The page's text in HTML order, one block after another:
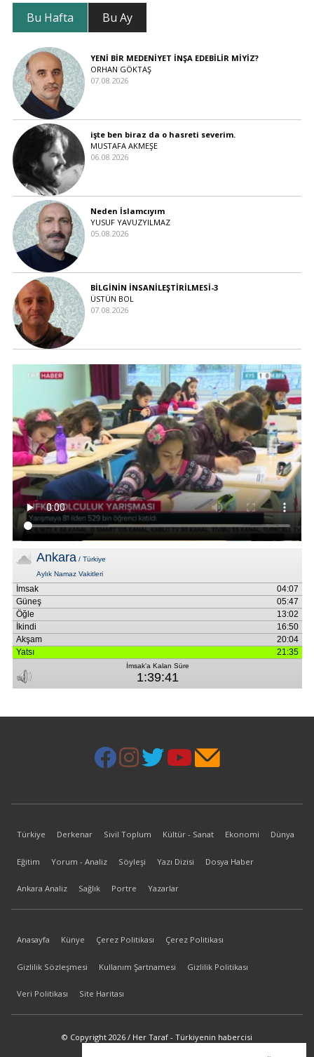
Bu Hafta Bu Ay
YENİ BİR MEDENİYET İNŞA EDEBİLİR MİYİZ?
ORHAN GÖKTAŞ
07.08.2026
işte ben biraz da o hasreti severim.
MUSTAFA AKMEŞE
06.08.2026
Neden İslamcıyım
YUSUF YAVUZYILMAZ
05.08.2026
BİLGİNİN İNSANİLEŞTİRİLMESİ-3
ÜSTÜN BOL
07.08.2026
Türkiye Derkenar Sivil Toplum Kültür - Sanat Ekonomi Dünya
Eğitim Yorum - Analiz Söyleşi Yazı Dizisi Dosya Haber
Ankara Analiz Sağlık Portre Yazarlar
Anasayfa Künye Çerez Politikası Çerez Politikası
Gizlilik Sözleşmesi Kullanım Şartnamesi Gizlilik Politikası
Veri Politikası Site Haritası
© Copyright 2026 / Her Taraf - Türkiyenin habercisi